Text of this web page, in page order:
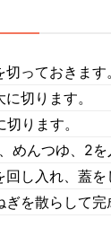
っておきます。
切ります。
ります。
めんつゆ、2
し入れ、蓋
を散らして完